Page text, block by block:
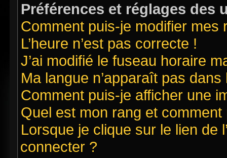
Préférences et réglages des
Comment puis-je modifier mes
L’heure n’est pas correcte !
J’ai modifié le fuseau horaire
Ma langue n’apparaît pas dans
Comment puis-je afficher une
Quel est mon rang et
Lorsque je clique sur le lien de
connecter ?